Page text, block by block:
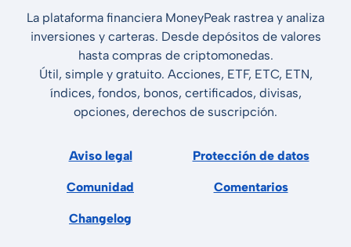
La plataforma financiera MoneyPeak rastrea y analiza
inversiones y carteras. Desde depósitos de valores
hasta compras de criptomonedas.
Útil, simple y gratuito. Acciones, ETF, ETC, ETN,
índices, fondos, bonos, certificados, divisas,
opciones, derechos de suscripción.
Aviso legal Protección de datos
Comunidad Comentarios
Changelog